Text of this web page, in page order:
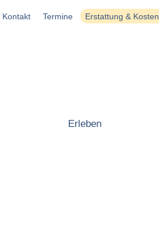
Kontakt Termine Erstattung & Kosten
Erleben